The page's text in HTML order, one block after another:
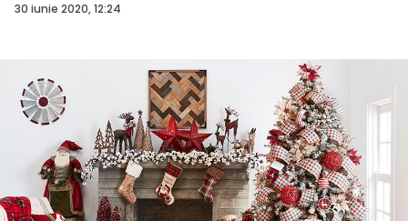
30 iunie 2020, 12:24